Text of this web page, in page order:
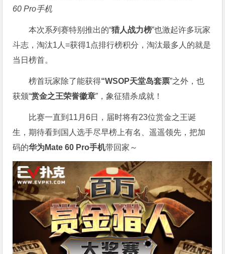
60 Pro手机
本次系列赛特别推出的“猎人战力榜”也激起许多玩家
斗志，淘汰1人=获得1点排行榜积分，淘汰最多人的就是
当日榜首。
榜首玩家除了能获得“WSOP天堂岛套票”之外，也
获颁“赏金之王荣誉徽章”，象征猎杀成就！
比赛一直到11月6日，届时将有23位赏金之王诞
生，期待看到国人选手尽早榜上有名、遥遥领先，把加
码的华为Mate 60 Pro手机带回家～